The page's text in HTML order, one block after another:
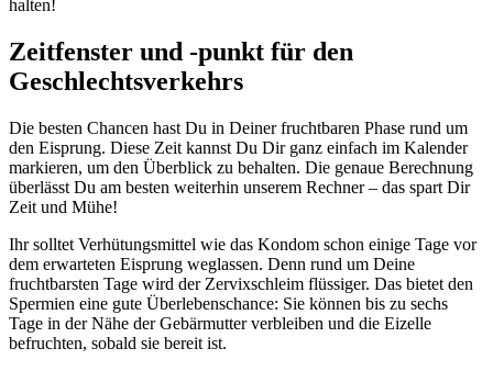
halten!
Zeitfenster und -punkt für den
Geschlechtsverkehrs
Die besten Chancen hast Du in Deiner fruchtbaren Phase rund um
den Eisprung. Diese Zeit kannst Du Dir ganz einfach im Kalender
markieren, um den Überblick zu behalten. Die genaue Berechnung
überlässt Du am besten weiterhin unserem Rechner – das spart Dir
Zeit und Mühe!
Ihr solltet Verhütungsmittel wie das Kondom schon einige Tage vor
dem erwarteten Eisprung weglassen. Denn rund um Deine
fruchtbarsten Tage wird der Zervixschleim flüssiger. Das bietet den
Spermien eine gute Überlebenschance: Sie können bis zu sechs
Tage in der Nähe der Gebärmutter verbleiben und die Eizelle
befruchten, sobald sie bereit ist.